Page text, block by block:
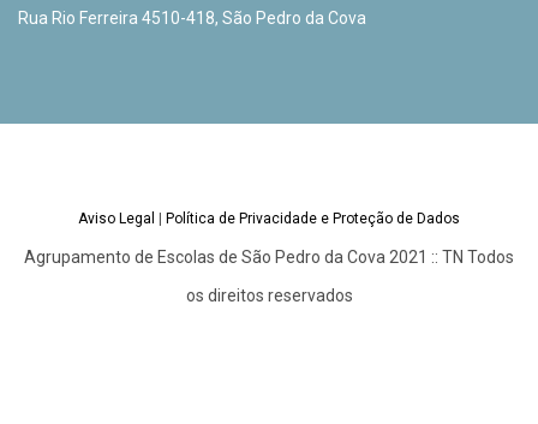
Rua Rio Ferreira 4510-418, São Pedro da Cova
Aviso Legal Política de Privacidade e Proteção de Dados
Agrupamento de Escolas de São Pedro da Cova 2021 :: TN Todos
os direitos reservados